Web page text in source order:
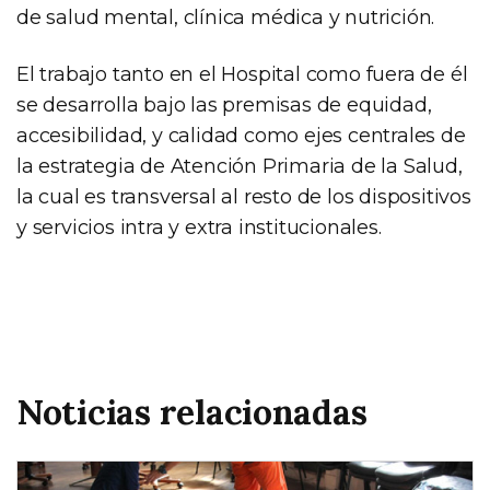
de salud mental, clínica médica y nutrición.
El trabajo tanto en el Hospital como fuera de él
se desarrolla bajo las premisas de equidad,
accesibilidad, y calidad como ejes centrales de
la estrategia de Atención Primaria de la Salud,
la cual es transversal al resto de los dispositivos
y servicios intra y extra institucionales.
Noticias relacionadas